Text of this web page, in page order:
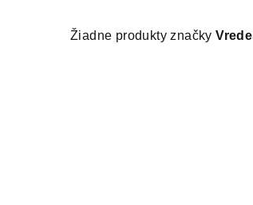
Žiadne produkty značky